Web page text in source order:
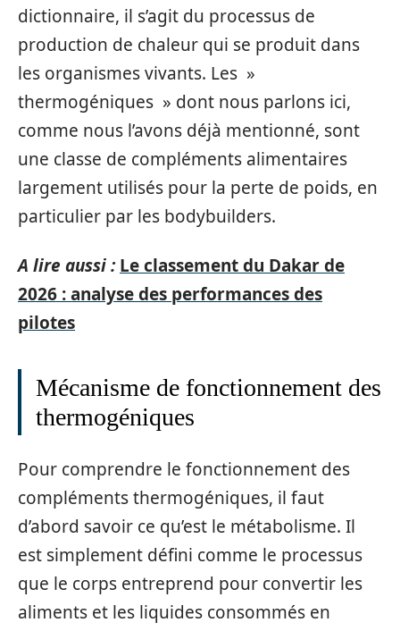
dictionnaire, il s’agit du processus de
production de chaleur qui se produit dans
les organismes vivants. Les »
thermogéniques » dont nous parlons ici,
comme nous l’avons déjà mentionné, sont
une classe de compléments alimentaires
largement utilisés pour la perte de poids, en
particulier par les bodybuilders.
A lire aussi : Le classement du Dakar de
2026 : analyse des performances des
pilotes
Mécanisme de fonctionnement des
thermogéniques
Pour comprendre le fonctionnement des
compléments thermogéniques, il faut
d’abord savoir ce qu’est le métabolisme. Il
est simplement défini comme le processus
que le corps entreprend pour convertir les
aliments et les liquides consommés en